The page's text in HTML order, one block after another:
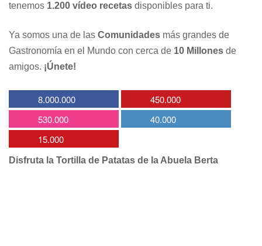
tenemos 1.200 vídeo recetas disponibles para ti.
Ya somos una de las Comunidades más grandes de
Gastronomía en el Mundo con cerca de 10 Millones de
amigos. ¡Únete!
8.000.000
450.000
530.000
40.000
15.000
Disfruta la Tortilla de Patatas de la Abuela Berta